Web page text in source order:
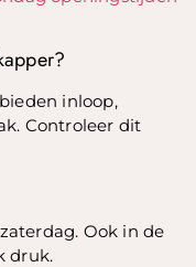
inloop,
Controleer dit
Ook in de
druk.